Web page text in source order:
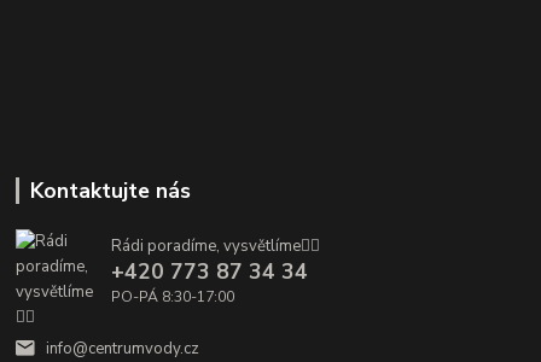
Kontaktujte nás
Rádi poradíme, vysvětlíme👌🏼
+420 773 87 34 34
PO-PÁ 8:30-17:00
info@centrumvody.cz